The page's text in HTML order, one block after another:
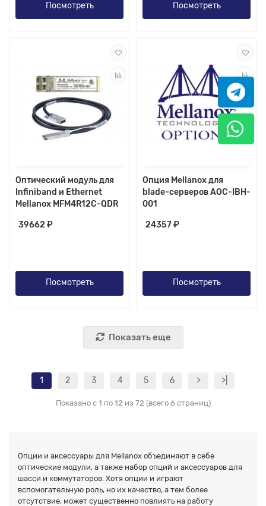
Посмотреть Посмотреть
Оптический модуль для
Infiniband и Ethernet
Mellanox MFM4R12C-QDR
39662 ₽
Посмотреть
Опция Mellanox для
blade-серверов AOC-IBH-
001
24357 ₽
Посмотреть
Показать еще
1 2 3 4 5 6 > >|
Показано с 1 по 12 из 72 (всего 6 страниц)
Опции и аксессуары для Mellanox объединяют в себе
оптические модули, а также набор опций и аксессуаров для
шасси и коммутаторов. Хотя опции и играют
вспомогательную роль, но их качество, а тем более
отсутствие, может существенно повлиять на работу